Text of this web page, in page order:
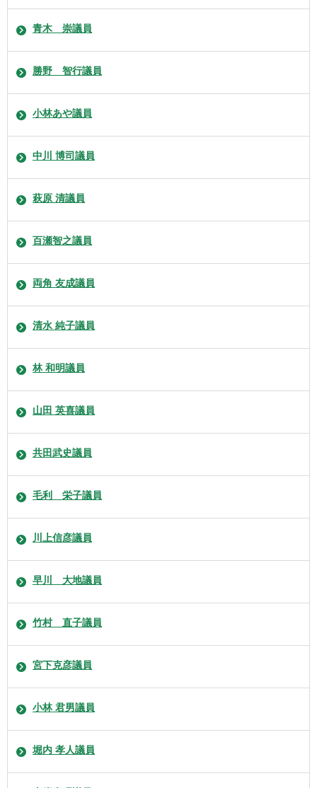
青木 崇議員
勝野 智行議員
小林あや議員
中川 博司議員
萩原 清議員
百瀬智之議員
両角 友成議員
清水 純子議員
林 和明議員
山田 英喜議員
共田武史議員
毛利 栄子議員
川上信彦議員
早川 大地議員
竹村 直子議員
宮下克彦議員
小林 君男議員
堀内 孝人議員